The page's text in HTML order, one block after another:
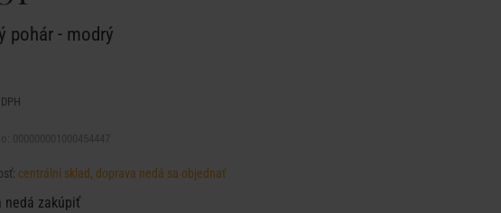
pohár - modrý
centrální sklad, doprava nedá sa objednať
nedá zakúpiť